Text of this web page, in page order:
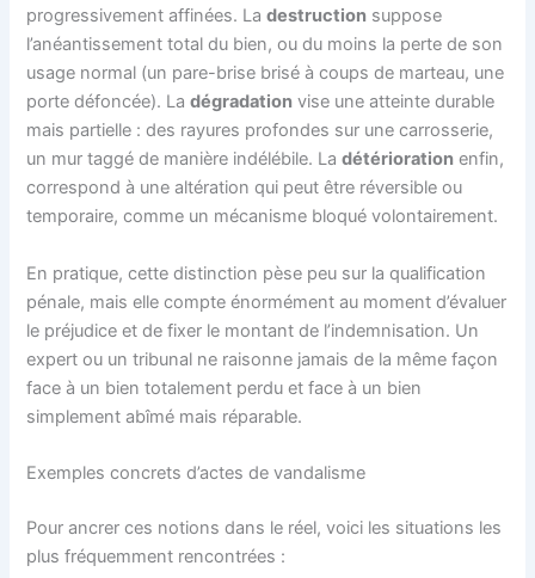
progressivement affinées. Ladestruction suppose
l’anéantissement total du bien, ou du moins la perte de son
usage normal (un pare-brise brisé à coups de marteau, une
porte défoncée). Ladégradation vise une atteinte durable
mais partielle : des rayures profondes sur une carrosserie,
un mur taggé de manière indélébile. Ladétérioration enfin,
correspond à une altération qui peut être réversible ou
temporaire, comme un mécanisme bloqué volontairement.
En pratique, cette distinction pèse peu sur la qualification
pénale, mais elle compte énormément au moment d’évaluer
le préjudice et de fixer le montant de l’indemnisation. Un
expert ou un tribunal ne raisonne jamais de la même façon
face à un bien totalement perdu et face à un bien
simplement abîmé mais réparable.
Exemples concrets d’actes de vandalisme
Pour ancrer ces notions dans le réel, voici les situations les
plus fréquemment rencontrées :